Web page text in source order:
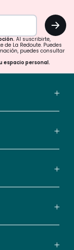
OK
Al suscribirte,
La Redoute. Puedes
puedes consultar
espacio personal.